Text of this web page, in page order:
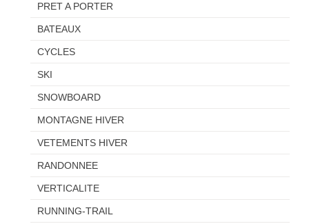
PRET A PORTER
BATEAUX
CYCLES
SKI
SNOWBOARD
MONTAGNE HIVER
VETEMENTS HIVER
RANDONNEE
VERTICALITE
RUNNING-TRAIL